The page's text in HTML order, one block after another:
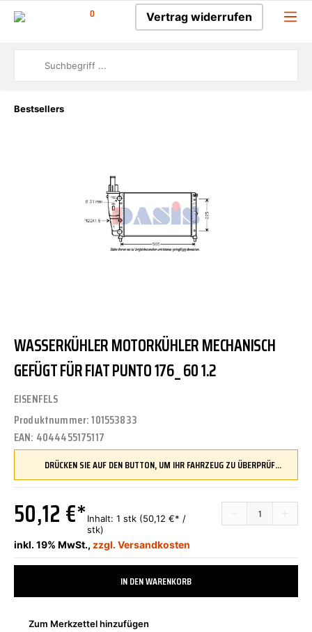
0 Vertrag widerrufen
Bestsellers
WASSERKÜHLER MOTORKÜHLER MECHANISCH
GEFÜGT FÜR FIAT PUNTO 176_ 60 1.2
EISENFELS
Produktnummer:101553833
EAN: 4044455175117
DRÜCKEN SIE AUF DEN BUTTON, UM IHR FAHRZEUG ZU ÜBERPRÜFEN UND SICHERZUSTELLEN, DASS DIESES TEIL KOMPATIBEL IST, BEVOR SIE ES BESTELLEN
50,12 €* Inhalt:1 stk (50,12 €* /
stk)
inkl. 19% MwSt., zzgl. Versandkosten
IN DEN WARENKORB
Zum Merkzettel hinzufügen